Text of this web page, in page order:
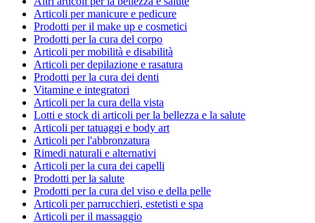
Articoli per manicure e pedicure
Prodotti per il make up e cosmetici
Prodotti per la cura del corpo
Articoli per mobilità e disabilità
Articoli per depilazione e rasatura
Prodotti per la cura dei denti
Vitamine e integratori
Articoli per la cura della vista
Lotti e stock di articoli per la bellezza e la salute
Articoli per tatuaggi e body art
Articoli per l'abbronzatura
Rimedi naturali e alternativi
Articoli per la cura dei capelli
Prodotti per la salute
Prodotti per la cura del viso e della pelle
Articoli per parrucchieri, estetisti e spa
Articoli per il massaggio